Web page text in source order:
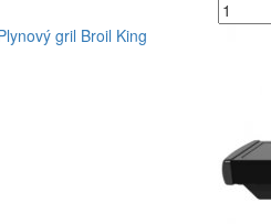
gril Broil King